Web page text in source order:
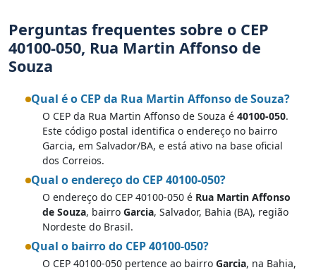
Perguntas frequentes sobre o CEP
40100-050, Rua Martin Affonso de
Souza
Qual é o CEP da Rua Martin Affonso de Souza?
O CEP da Rua Martin Affonso de Souza é 40100-050.
Este código postal identifica o endereço no bairro
Garcia, em Salvador/BA, e está ativo na base oficial
dos Correios.
Qual o endereço do CEP 40100-050?
O endereço do CEP 40100-050 é Rua Martin Affonso
de Souza, bairro Garcia, Salvador, Bahia (BA), região
Nordeste do Brasil.
Qual o bairro do CEP 40100-050?
O CEP 40100-050 pertence ao bairro Garcia, na Bahia,